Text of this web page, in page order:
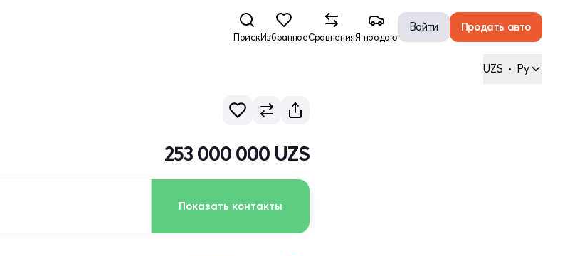
ПоискИзбранноеСравненияЯ продаю
Войти Продать авто
UZS • Ру
253 000 000 UZS
Показать контакты